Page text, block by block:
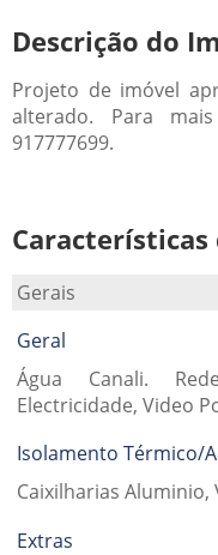
Descrição do
Projeto de imóvel
alterado. Para
917777699.
Gerais
Geral
Água Canali.
Electricidade, Video
Isolamento Térmico/
Caixilharias Aluminio,
Extras